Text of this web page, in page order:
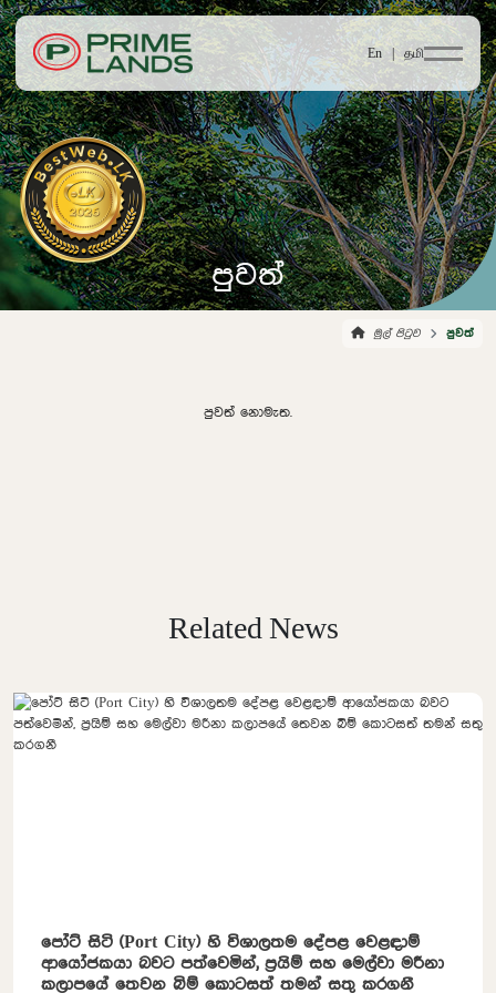
En | தமி
පුවත්
මුල් පිටුව පුවත්
පුවත් නොමැත.
Related News
පෝට් සිටි (Port City) හි විශාලතම දේපළ වෙළඳාම්
ආයෝජකයා බවට පත්වෙමින්, ප්‍රයිම් සහ මෙල්වා මරීනා
කලාපයේ තෙවන බිම් කොටසත් තමන් සතු කරගනී